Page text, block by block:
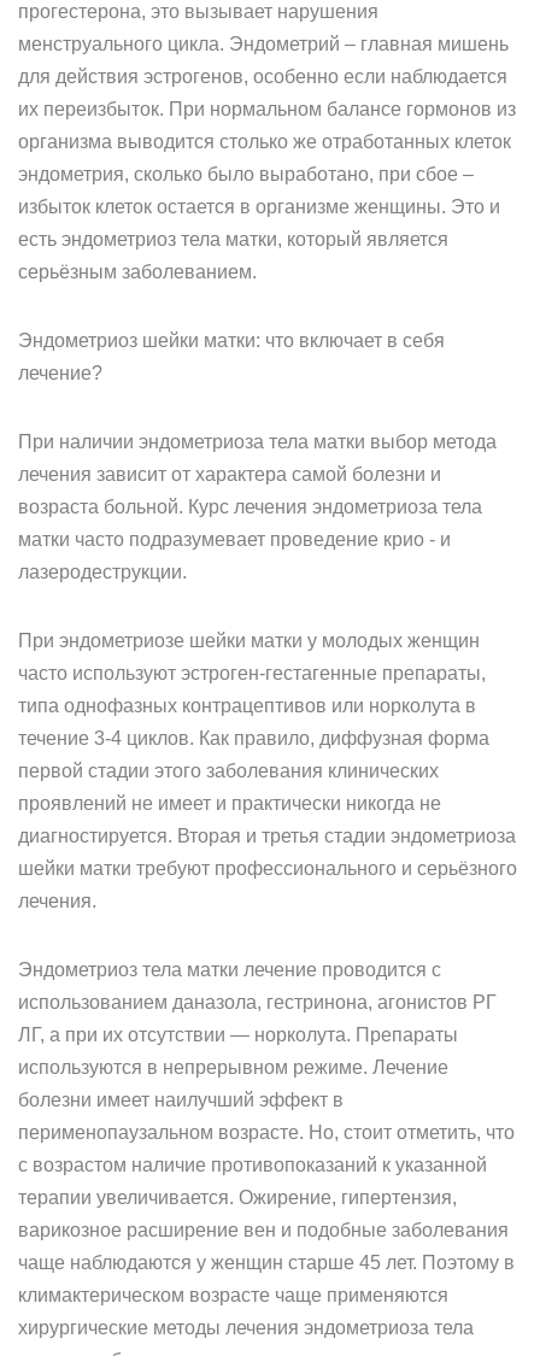
прогестерона, это вызывает нарушения
менструального цикла. Эндометрий – главная мишень
для действия эстрогенов, особенно если наблюдается
их переизбыток. При нормальном балансе гормонов из
организма выводится столько же отработанных клеток
эндометрия, сколько было выработано, при сбое –
избыток клеток остается в организме женщины. Это и
есть эндометриоз тела матки, который является
серьёзным заболеванием.
Эндометриоз шейки матки: что включает в себя
лечение?
При наличии эндометриоза тела матки выбор метода
лечения зависит от характера самой болезни и
возраста больной. Курс лечения эндометриоза тела
матки часто подразумевает проведение крио - и
лазеродеструкции.
При эндометриозе шейки матки у молодых женщин
часто используют эстроген-гестагенные препараты,
типа однофазных контрацептивов или норколута в
течение 3-4 циклов. Как правило, диффузная форма
первой стадии этого заболевания клинических
проявлений не имеет и практически никогда не
диагностируется. Вторая и третья стадии эндометриоза
шейки матки требуют профессионального и серьёзного
лечения.
Эндометриоз тела матки лечение проводится с
использованием даназола, гестринона, агонистов РГ
ЛГ, а при их отсутствии — норколута. Препараты
используются в непрерывном режиме. Лечение
болезни имеет наилучший эффект в
перименопаузальном возрасте. Но, стоит отметить, что
с возрастом наличие противопоказаний к указанной
терапии увеличивается. Ожирение, гипертензия,
варикозное расширение вен и подобные заболевания
чаще наблюдаются у женщин старше 45 лет. Поэтому в
климактерическом возрасте чаще применяются
хирургические методы лечения эндометриоза тела